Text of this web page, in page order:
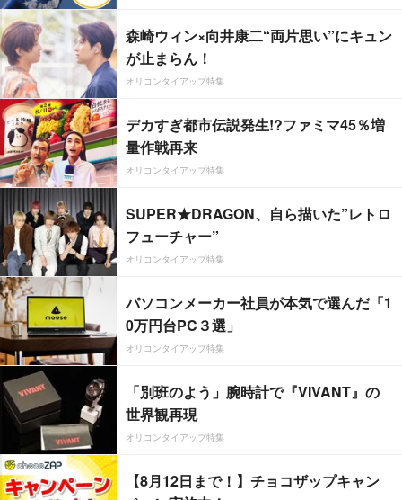
森崎ウィン×向井康二“両片思い”にキュン
が止まらん！
オリコンタイアップ特集
デカすぎ都市伝説発生!?ファミマ45％増
量作戦再来
オリコンタイアップ特集
SUPER★DRAGON、自ら描いた”レトロ
フューチャー”
オリコンタイアップ特集
パソコンメーカー社員が本気で選んだ「1
0万円台PC３選」
オリコンタイアップ特集
「別班のよう」腕時計で『VIVANT』の
世界観再現
オリコンタイアップ特集
【8月12日まで！】チョコザップキャン